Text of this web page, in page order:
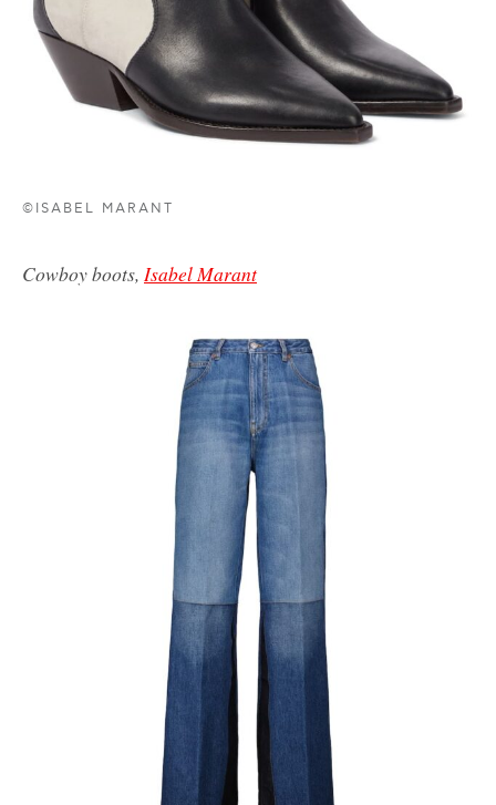
©ISABEL MARANT
Cowboy boots, Isabel Marant